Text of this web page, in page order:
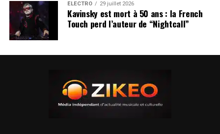
ÉLECTRO 29 juillet 2026
Kavinsky est mort à 50 ans : la French
Touch perd l’auteur de “Nightcall”